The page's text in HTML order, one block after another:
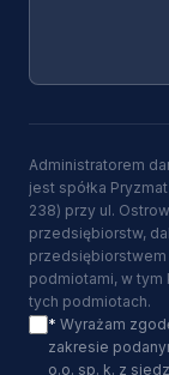
Administratorem
jest spółka
238) przy ul.
przedsiębiorstw,
przedsiębiorstwem
podmiotami, w
tych podmiotach.
* Wyrażam
zakresie
o.o. sp. k. z